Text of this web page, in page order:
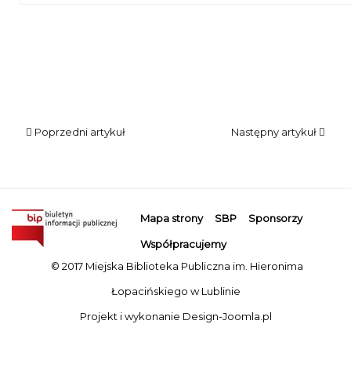
Poprzedni artykuł Następny artykuł
Mapa strony SBP Sponsorzy
Współpracujemy
© 2017 Miejska Biblioteka Publiczna im. Hieronima
Łopacińskiego w Lublinie
Projekt i wykonanie Design-Joomla.pl